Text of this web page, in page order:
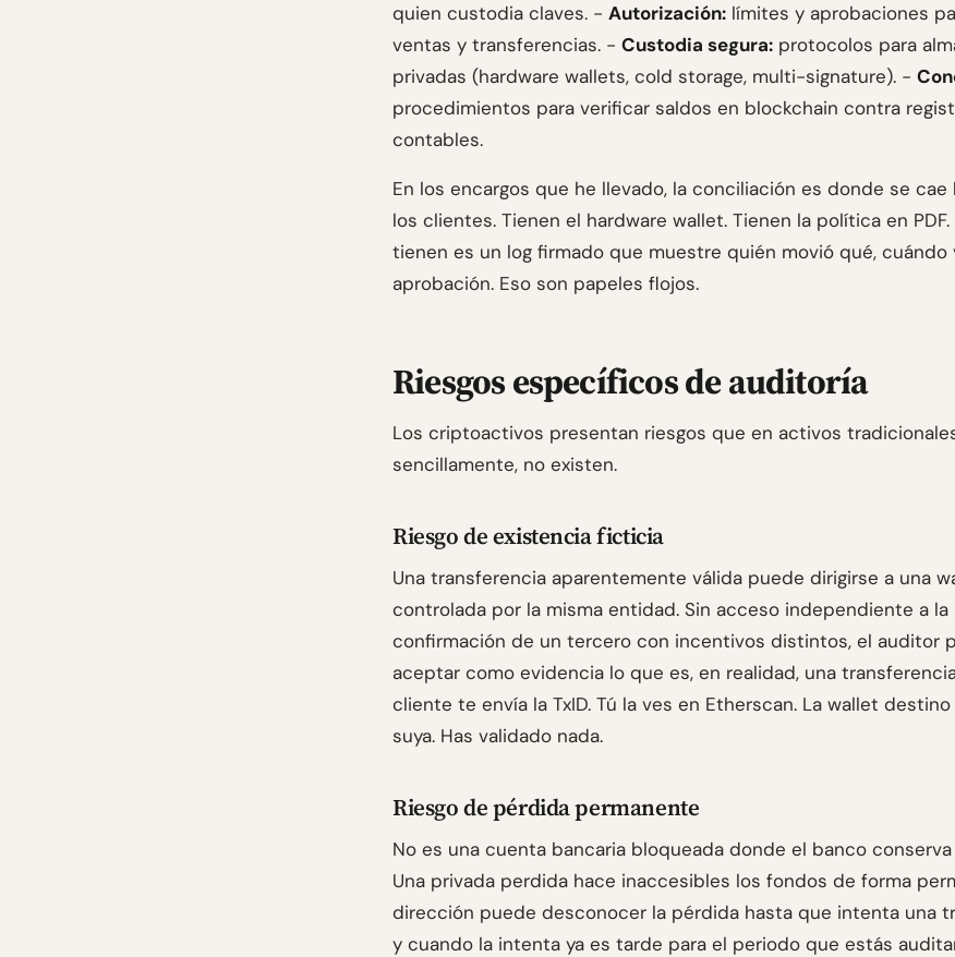
quien custodia claves. - Autorización: límites y aprobaciones
ventas y transferencias. - Custodia segura: protocolos para
privadas (hardware wallets, cold storage, multi-signature). -
procedimientos para verificar saldos en blockchain contra
contables.
En los encargos que he llevado, la conciliación es donde se cae
los clientes. Tienen el hardware wallet. Tienen la política en
tienen es un log firmado que muestre quién movió qué, cuándo
aprobación. Eso son papeles flojos.
Riesgos específicos de auditoría
Los criptoactivos presentan riesgos que en activos
sencillamente, no existen.
Riesgo de existencia ficticia
Una transferencia aparentemente válida puede dirigirse a una
controlada por la misma entidad. Sin acceso independiente a
confirmación de un tercero con incentivos distintos, el auditor
aceptar como evidencia lo que es, en realidad, una
cliente te envía la TxID. Tú la ves en Etherscan. La wallet
suya. Has validado nada.
Riesgo de pérdida permanente
No es una cuenta bancaria bloqueada donde el banco
Una privada perdida hace inaccesibles los fondos de forma
dirección puede desconocer la pérdida hasta que intenta una
y cuando la intenta ya es tarde para el periodo que estás